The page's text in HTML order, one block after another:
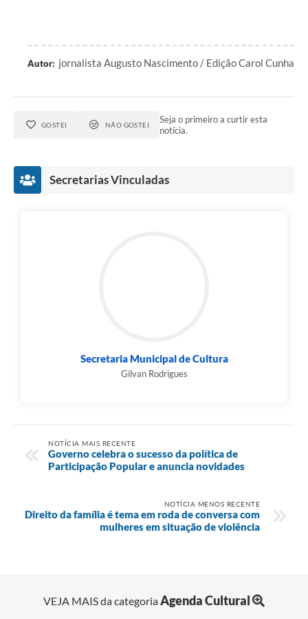
Autor: jornalista Augusto Nascimento / Edição Carol Cunha
GOSTEI NÃO GOSTEI
Seja o primeiro a curtir esta
notícia.
Secretarias Vinculadas
Secretaria Municipal de Cultura
Gilvan Rodrigues
NOTÍCIA MAIS RECENTE
Governo celebra o sucesso da política de
Participação Popular e anuncia novidades
NOTÍCIA MENOS RECENTE
Direito da família é tema em roda de conversa com
mulheres em situação de violência
VEJA MAIS da categoriaAgenda Cultural